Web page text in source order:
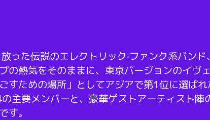
った伝説のエレクトリック·ファンク系バン
の熱気をそのままに、東京バージョンのイヴ
すための場所」としてアジアで第1位に選ば
主要メンバーと、豪華ゲストアーティスト陣
す。